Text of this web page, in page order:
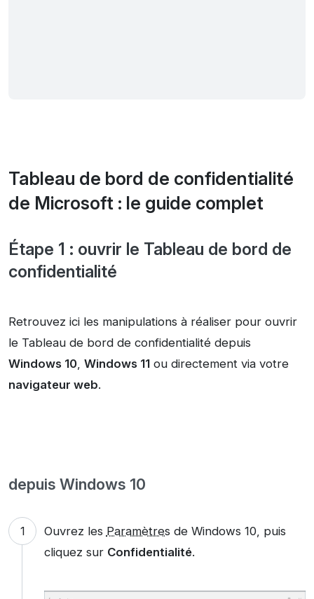
Tableau de bord de confidentialité
de Microsoft : le guide complet
Étape 1 : ouvrir le Tableau de bord de
confidentialité
Retrouvez ici les manipulations à réaliser pour ouvrir
le Tableau de bord de confidentialité depuis
Windows 10, Windows 11 ou directement via votre
navigateur web.
depuis Windows 10
Ouvrez les Paramètres de Windows 10, puis
cliquez sur Confidentialité.